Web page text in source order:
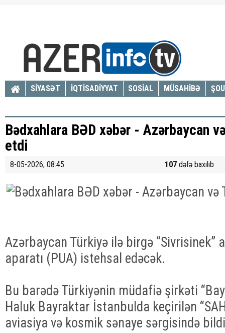
SİYASƏT İQTİSADİYYAT SOSİAL MÜSAHİBƏ
Bədxahlara BƏD xəbər - Azərbaycan
etdi
8-05-2026, 08:45 107 dəfə baxılıb
Azərbaycan Türkiyə ilə birgə “Sivrisinek”
aparatı (PUA) istehsal edəcək.
Bu barədə Türkiyənin müdafiə şirkəti
Haluk Bayraktar İstanbulda keçirilən
aviasiya və kosmik sənaye sərgisində